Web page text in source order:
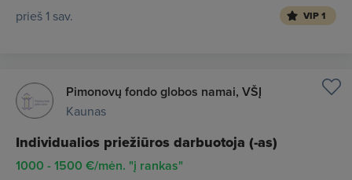
prieš 1 sav. VIP 1
Pimonovų fondo globos namai, VŠĮ
Kaunas
Individualios priežiūros darbuotoja (-as)
1000 - 1500 €/mėn. "į rankas"